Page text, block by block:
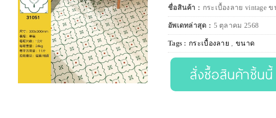
ชื่อสินค้า : กระเบื้องลาย vintage
อัพเดทล่าสุด : 5 ตุลาคม 2568
Tags : กระเบื้องลาย ,ขนาด
สั่งซื้อสินค้าชิ้นนี้